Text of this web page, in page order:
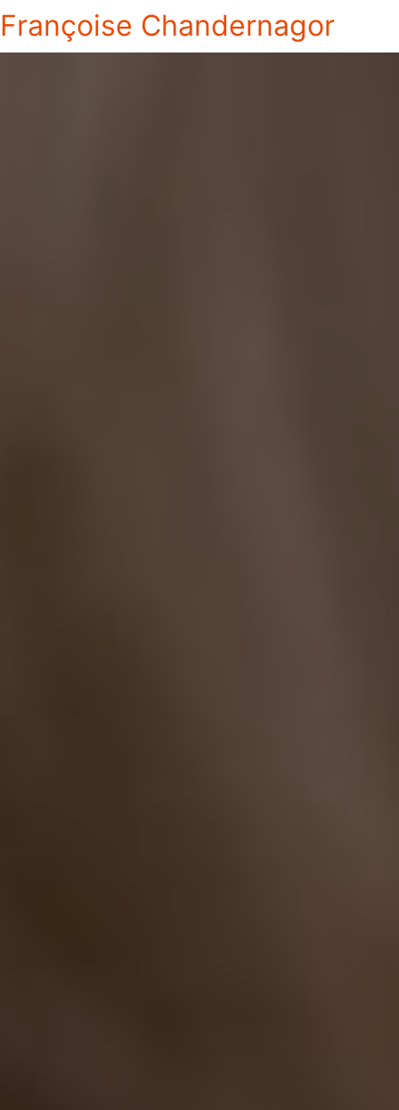
Françoise Chandernagor